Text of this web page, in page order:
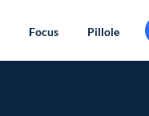
Focus Pillole